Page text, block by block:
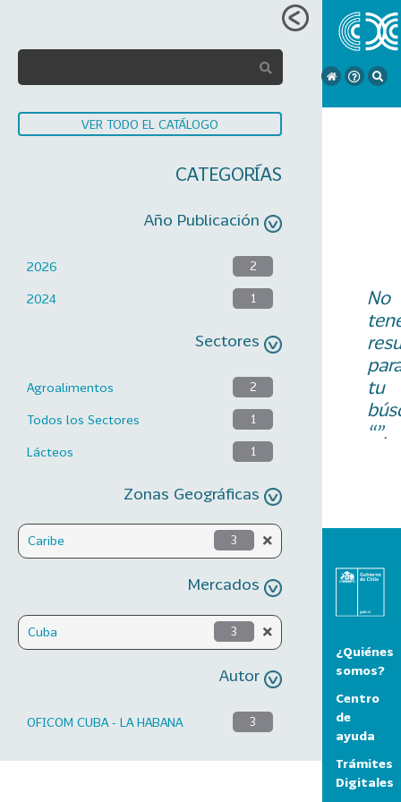
VER TODO EL CATÁLOGO
CATEGORÍAS
Año Publicación
2026 2
2024 1
Sectores
Agroalimentos 2
Todos los Sectores 1
Lácteos 1
Zonas Geográficas
Caribe 3
Mercados
Cuba 3
Autor
OFICOM CUBA - LA HABANA 3
No
tu
“”.
¿Quiénes
somos?
Centro
de
ayuda
Trámites
Digitales